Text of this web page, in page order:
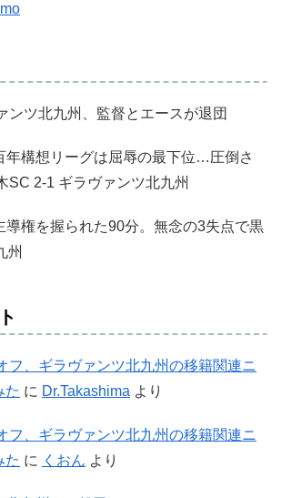
ンツ北九州、監督とエースが退団
年構想リーグは屈辱の最下位…圧倒さ
SC 2-1 ギラヴァンツ北九州
導権を握られた90分。無念の3失点で黒
州
フ、ギラヴァンツ北九州の移籍関連ニ
た に Dr.Takashima より
フ、ギラヴァンツ北九州の移籍関連ニ
た に くおん より